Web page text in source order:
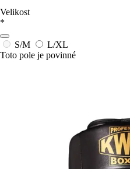
Velikost
*
S/M
L/XL
Toto pole je povinné